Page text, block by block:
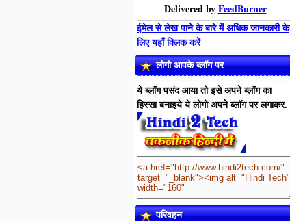
Delivered byFeedBurner
ईमेल से लेख पाने के बारे में अधिक जानकारी के
लिए यहाँ क्लिक करें
लोगो आपके ब्लॉग पर
ये ब्लॉग पसंद आया तो इसे अपने ब्लॉग का
हिस्सा बनाइये ये लोगो अपने ब्लॉग पर लगाकर.
परिवहन